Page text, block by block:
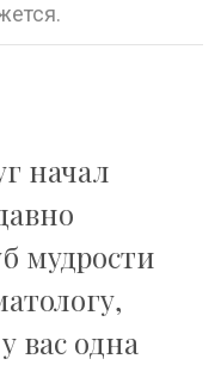
начал
мудрости
вас одна